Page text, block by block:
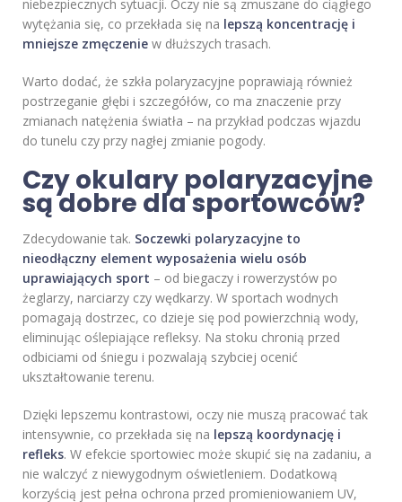
niebezpiecznych sytuacji. Oczy nie są zmuszane do ciągłego
wytężania się, co przekłada się na lepszą koncentrację i
mniejsze zmęczenie w dłuższych trasach.
Warto dodać, że szkła polaryzacyjne poprawiają również
postrzeganie głębi i szczegółów, co ma znaczenie przy
zmianach natężenia światła – na przykład podczas wjazdu
do tunelu czy przy nagłej zmianie pogody.
Czy okulary polaryzacyjne
są dobre dla sportowców?
Zdecydowanie tak. Soczewki polaryzacyjne to
nieodłączny element wyposażenia wielu osób
uprawiających sport – od biegaczy i rowerzystów po
żeglarzy, narciarzy czy wędkarzy. W sportach wodnych
pomagają dostrzec, co dzieje się pod powierzchnią wody,
eliminując oślepiające refleksy. Na stoku chronią przed
odbiciami od śniegu i pozwalają szybciej ocenić
ukształtowanie terenu.
Dzięki lepszemu kontrastowi, oczy nie muszą pracować tak
intensywnie, co przekłada się na lepszą koordynację i
refleks. W efekcie sportowiec może skupić się na zadaniu, a
nie walczyć z niewygodnym oświetleniem. Dodatkową
korzyścią jest pełna ochrona przed promieniowaniem UV,